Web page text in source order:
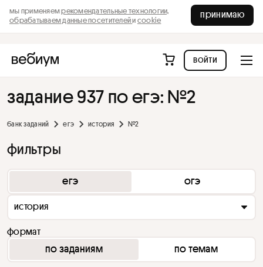
мы применяемрекомендательные технологии,
обрабатываем данные посетителейи cookie
принимаю
войти
задание 937 по егэ: №2
банк заданий егэ история №2
фильтры
егэ огэ
история
формат
по заданиям по темам